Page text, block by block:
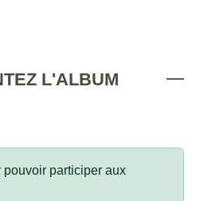
L'ALBUM
pouvoir participer aux